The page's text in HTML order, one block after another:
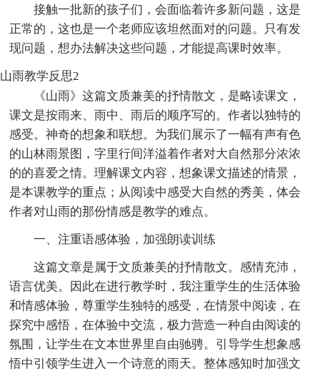
接触一批新的孩子们，会面临着许多新问题，这是
正常的，这也是一个老师应该坦然面对的问题。只有发
现问题，想办法解决这些问题，才能提高课时效率。
山雨教学反思2
《山雨》这篇文质兼美的抒情散文，是略读课文，
课文是按雨来、雨中、雨后的顺序写的。作者以独特的
感受。神奇的想象和联想。为我们展示了一幅有声有色
的山林雨景图，字里行间洋溢着作者对大自然那分浓浓
的的喜爱之情。理解课文内容，想象课文描述的情景，
是本课教学的重点；从阅读中感受大自然的秀美，体会
作者对山雨的那份情感是教学的难点。
一、注重语感体验，加强朗读训练
这篇文章是属于文质兼美的抒情散文。感情充沛，
语言优美。因此在进行教学时，我注重学生的生活体验
和情感体验，尊重学生独特的感受，在情景中阅读，在
探究中感悟，在体验中交流，极力营造一种自由阅读的
氛围，让学生在文本世界里自由驰骋。引导学生想象感
悟中引领学生进入一个诗意的雨天。整体感知时加强文